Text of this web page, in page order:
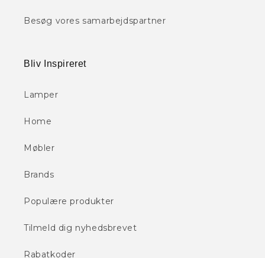
Besøg vores samarbejdspartner
Bliv Inspireret
Lamper
Home
Møbler
Brands
Populære produkter
Tilmeld dig nyhedsbrevet
Rabatkoder